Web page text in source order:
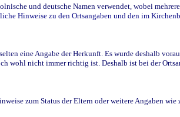
und deutsche Namen verwendet, wobei
Hinweise zu den Ortsangaben und den im
eine Angabe der Herkunft. Es wurde deshalb
wohl nicht immer richtig ist. Deshalb ist bei der
zum Status der Eltern oder weitere Angaben wie